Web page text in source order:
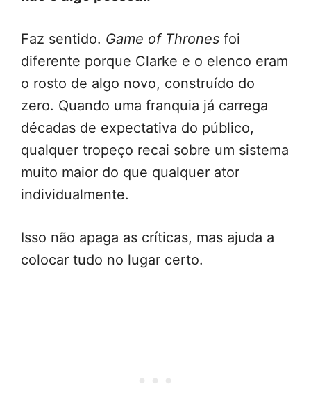
Faz sentido. Game of Thrones foi
diferente porque Clarke e o elenco eram
o rosto de algo novo, construído do
zero. Quando uma franquia já carrega
décadas de expectativa do público,
qualquer tropeço recai sobre um sistema
muito maior do que qualquer ator
individualmente.
Isso não apaga as críticas, mas ajuda a
colocar tudo no lugar certo.